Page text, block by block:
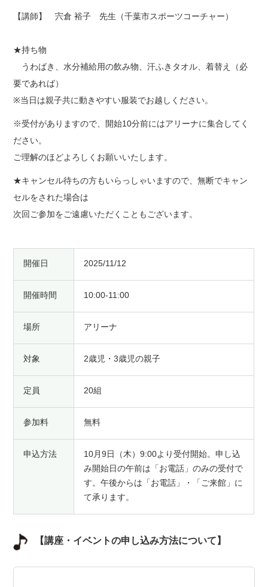
【講師】 宍倉 裕子 先生（千葉市スポーツコーチャー）
★持ち物
うわばき、水分補給用の飲み物、汗ふきタオル、着替え（必
要であれば）
※当日は親子共に動きやすい服装でお越しください。
※受付がありますので、開始10分前にはアリーナに集合してく
ださい。
ご理解のほどよろしくお願いいたします。
★キャンセル待ちの方もいらっしゃいますので、無断でキャン
セルをされた場合は
次回ご参加をご遠慮いただくこともございます。
開催日 2025/11/12
開催時間 10:00-11:00
場所 アリーナ
対象 2歳児・3歳児の親子
定員 20組
参加料 無料
申込方法
10月9日（木）9:00より受付開始。申し込
み開始日の午前は「お電話」のみの受付で
す。午後からは「お電話」・「ご来館」に
て承ります。
【講座・イベントの申し込み方法について】